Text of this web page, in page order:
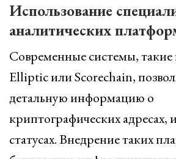
Использование
аналитических
Современные системы, такие
Elliptic или Scorechain,
детальную информацию о
криптографических адресах,
статусах. Внедрение таких